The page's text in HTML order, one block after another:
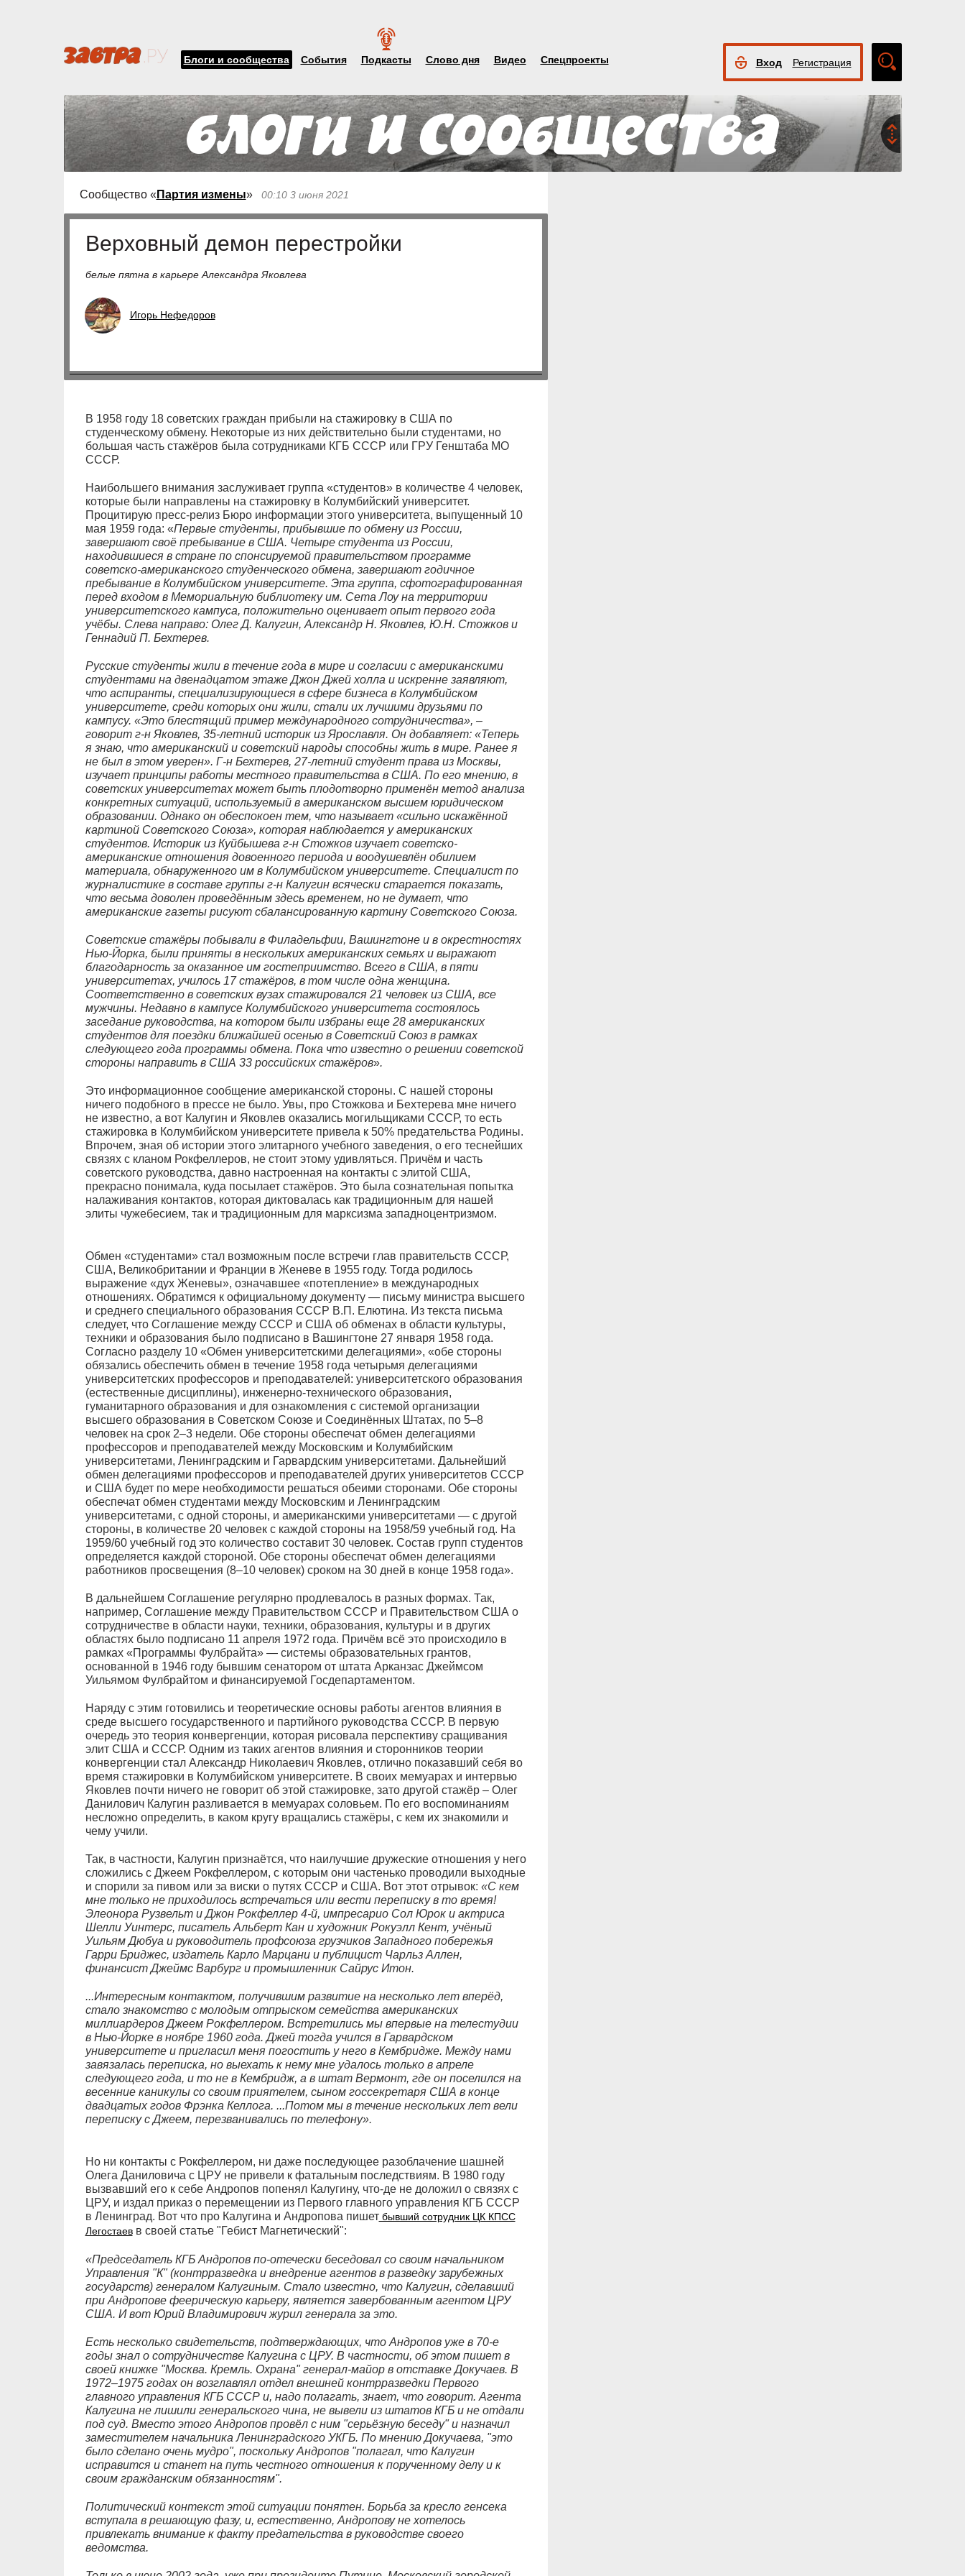
Блоги и сообщества События Подкасты Слово дня Видео Спецпроекты Вход Регистрация
Сообщество « Партия измены» 00:10 3 июня 2021
Верховный демон перестройки
белые пятна в карьере Александра Яковлева
Игорь Нефедоров
В 1958 году 18 советских граждан прибыли на стажировку в США по
студенческому обмену. Некоторые из них действительно были студентами, но
большая часть стажёров была сотрудниками КГБ СССР или ГРУ Генштаба МО
СССР.
Наибольшего внимания заслуживает группа «студентов» в количестве 4 человек,
которые были направлены на стажировку в Колумбийский университет.
Процитирую пресс-релиз Бюро информации этого университета, выпущенный 10
мая 1959 года: «Первые студенты, прибывшие по обмену из России,
завершают своё пребывание в США. Четыре студента из России,
находившиеся в стране по спонсируемой правительством программе
советско-американского студенческого обмена, завершают годичное
пребывание в Колумбийском университете. Эта группа, сфотографированная
перед входом в Мемориальную библиотеку им. Сета Лоу на территории
университетского кампуса, положительно оценивает опыт первого года
учёбы. Слева направо: Олег Д. Калугин, Александр Н. Яковлев, Ю.Н. Стожков и
Геннадий П. Бехтерев.
Русские студенты жили в течение года в мире и согласии с американскими
студентами на двенадцатом этаже Джон Джей холла и искренне заявляют,
что аспиранты, специализирующиеся в сфере бизнеса в Колумбийском
университете, среди которых они жили, стали их лучшими друзьями по
кампусу. «Это блестящий пример международного сотрудничества», –
говорит г-н Яковлев, 35-летний историк из Ярославля. Он добавляет: «Теперь
я знаю, что американский и советский народы способны жить в мире. Ранее я
не был в этом уверен». Г-н Бехтерев, 27-летний студент права из Москвы,
изучает принципы работы местного правительства в США. По его мнению, в
советских университетах может быть плодотворно применён метод анализа
конкретных ситуаций, используемый в американском высшем юридическом
образовании. Однако он обеспокоен тем, что называет «сильно искажённой
картиной Советского Союза», которая наблюдается у американских
студентов. Историк из Куйбышева г-н Стожков изучает советско-
американские отношения довоенного периода и воодушевлён обилием
материала, обнаруженного им в Колумбийском университете. Специалист по
журналистике в составе группы г-н Калугин всячески старается показать,
что весьма доволен проведённым здесь временем, но не думает, что
американские газеты рисуют сбалансированную картину Советского Союза.
Советские стажёры побывали в Филадельфии, Вашингтоне и в окрестностях
Нью-Йорка, были приняты в нескольких американских семьях и выражают
благодарность за оказанное им гостеприимство. Всего в США, в пяти
университетах, училось 17 стажёров, в том числе одна женщина.
Соответственно в советских вузах стажировался 21 человек из США, все
мужчины. Недавно в кампусе Колумбийского университета состоялось
заседание руководства, на котором были избраны еще 28 американских
студентов для поездки ближайшей осенью в Советский Союз в рамках
следующего года программы обмена. Пока что известно о решении советской
стороны направить в США 33 российских стажёров».
Это информационное сообщение американской стороны. С нашей стороны
ничего подобного в прессе не было. Увы, про Стожкова и Бехтерева мне ничего
не известно, а вот Калугин и Яковлев оказались могильщиками СССР, то есть
стажировка в Колумбийском университете привела к 50% предательства Родины.
Впрочем, зная об истории этого элитарного учебного заведения, о его теснейших
связях с кланом Рокфеллеров, не стоит этому удивляться. Причём и часть
советского руководства, давно настроенная на контакты с элитой США,
прекрасно понимала, куда посылает стажёров. Это была сознательная попытка
налаживания контактов, которая диктовалась как традиционным для нашей
элиты чужебесием, так и традиционным для марксизма западноцентризмом.
Обмен «студентами» стал возможным после встречи глав правительств СССР,
США, Великобритании и Франции в Женеве в 1955 году. Тогда родилось
выражение «дух Женевы», означавшее «потепление» в международных
отношениях. Обратимся к официальному документу — письму министра высшего
и среднего специального образования СССР В.П. Елютина. Из текста письма
следует, что Соглашение между СССР и США об обменах в области культуры,
техники и образования было подписано в Вашингтоне 27 января 1958 года.
Согласно разделу 10 «Обмен университетскими делегациями», «обе стороны
обязались обеспечить обмен в течение 1958 года четырьмя делегациями
университетских профессоров и преподавателей: университетского образования
(естественные дисциплины), инженерно-технического образования,
гуманитарного образования и для ознакомления с системой организации
высшего образования в Советском Союзе и Соединённых Штатах, по 5–8
человек на срок 2–3 недели. Обе стороны обеспечат обмен делегациями
профессоров и преподавателей между Московским и Колумбийским
университетами, Ленинградским и Гарвардским университетами. Дальнейший
обмен делегациями профессоров и преподавателей других университетов СССР
и США будет по мере необходимости решаться обеими сторонами. Обе стороны
обеспечат обмен студентами между Московским и Ленинградским
университетами, с одной стороны, и американскими университетами — с другой
стороны, в количестве 20 человек с каждой стороны на 1958/59 учебный год. На
1959/60 учебный год это количество составит 30 человек. Состав групп студентов
определяется каждой стороной. Обе стороны обеспечат обмен делегациями
работников просвещения (8–10 человек) сроком на 30 дней в конце 1958 года».
В дальнейшем Соглашение регулярно продлевалось в разных формах. Так,
например, Соглашение между Правительством СССР и Правительством США о
сотрудничестве в области науки, техники, образования, культуры и в других
областях было подписано 11 апреля 1972 года. Причём всё это происходило в
рамках «Программы Фулбрайта» — системы образовательных грантов,
основанной в 1946 году бывшим сенатором от штата Арканзас Джеймсом
Уильямом Фулбрайтом и финансируемой Госдепартаментом.
Наряду с этим готовились и теоретические основы работы агентов влияния в
среде высшего государственного и партийного руководства СССР. В первую
очередь это теория конвергенции, которая рисовала перспективу сращивания
элит США и СССР. Одним из таких агентов влияния и сторонников теории
конвергенции стал Александр Николаевич Яковлев, отлично показавший себя во
время стажировки в Колумбийском университете. В своих мемуарах и интервью
Яковлев почти ничего не говорит об этой стажировке, зато другой стажёр – Олег
Данилович Калугин разливается в мемуарах соловьем. По его воспоминаниям
несложно определить, в каком кругу вращались стажёры, с кем их знакомили и
чему учили.
Так, в частности, Калугин признаётся, что наилучшие дружеские отношения у него
сложились с Джеем Рокфеллером, с которым они частенько проводили выходные
и спорили за пивом или за виски о путях СССР и США. Вот этот отрывок: «С кем
мне только не приходилось встречаться или вести переписку в то время!
Элеонора Рузвельт и Джон Рокфеллер 4-й, импресарио Сол Юрок и актриса
Шелли Уинтерс, писатель Альберт Кан и художник Рокуэлл Кент, учёный
Уильям Дюбуа и руководитель профсоюза грузчиков Западного побережья
Гарри Бриджес, издатель Карло Марцани и публицист Чарльз Аллен,
финансист Джеймс Варбург и промышленник Сайрус Итон.
...Интересным контактом, получившим развитие на несколько лет вперёд,
стало знакомство с молодым отпрыском семейства американских
миллиардеров Джеем Рокфеллером. Встретились мы впервые на телестудии
в Нью-Йорке в ноябре 1960 года. Джей тогда учился в Гарвардском
университете и пригласил меня погостить у него в Кембридже. Между нами
завязалась переписка, но выехать к нему мне удалось только в апреле
следующего года, и то не в Кембридж, а в штат Вермонт, где он поселился на
весенние каникулы со своим приятелем, сыном госсекретаря США в конце
двадцатых годов Фрэнка Келлога. ...Потом мы в течение нескольких лет вели
переписку с Джеем, перезванивались по телефону».
Но ни контакты с Рокфеллером, ни даже последующее разоблачение шашней
Олега Даниловича с ЦРУ не привели к фатальным последствиям. В 1980 году
вызвавший его к себе Андропов попенял Калугину, что-де не доложил о связях с
ЦРУ, и издал приказ о перемещении из Первого главного управления КГБ СССР
в Ленинград. Вот что про Калугина и Андропова пишетбывший сотрудник ЦК КПСС
Легостаевв своей статье "Гебист Магнетический":
«Председатель КГБ Андропов по-отечески беседовал со своим начальником
Управления "К" (контрразведка и внедрение агентов в разведку зарубежных
государств) генералом Калугиным. Стало известно, что Калугин, сделавший
при Андропове феерическую карьеру, является завербованным агентом ЦРУ
США. И вот Юрий Владимирович журил генерала за это.
Есть несколько свидетельств, подтверждающих, что Андропов уже в 70-е
годы знал о сотрудничестве Калугина с ЦРУ. В частности, об этом пишет в
своей книжке "Москва. Кремль. Охрана" генерал-майор в отставке Докучаев. В
1972–1975 годах он возглавлял отдел внешней контрразведки Первого
главного управления КГБ СССР и, надо полагать, знает, что говорит. Агента
Калугина не лишили генеральского чина, не вывели из штатов КГБ и не отдали
под суд. Вместо этого Андропов провёл с ним "серьёзную беседу" и назначил
заместителем начальника Ленинградского УКГБ. По мнению Докучаева, "это
было сделано очень мудро", поскольку Андропов "полагал, что Калугин
исправится и станет на путь честного отношения к порученному делу и к
своим гражданским обязанностям".
Политический контекст этой ситуации понятен. Борьба за кресло генсека
вступала в решающую фазу, и, естественно, Андропову не хотелось
привлекать внимание к факту предательства в руководстве своего
ведомства.